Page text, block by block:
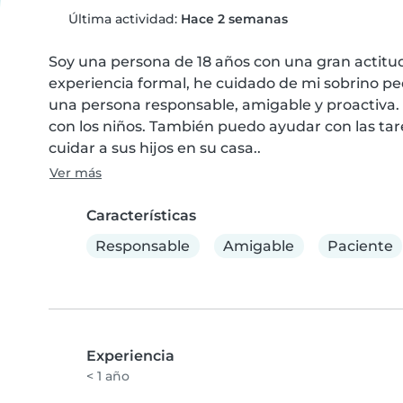
Última actividad: Hace 2 semanas
Soy una persona de 18 años con una gran
experiencia formal, he cuidado de mi sobrino
una persona responsable, amigable y
con los niños. También puedo ayudar con las
cuidar a sus hijos en su casa..
Ver más
Características
Responsable
Amigable Paciente
Experiencia
< 1 año